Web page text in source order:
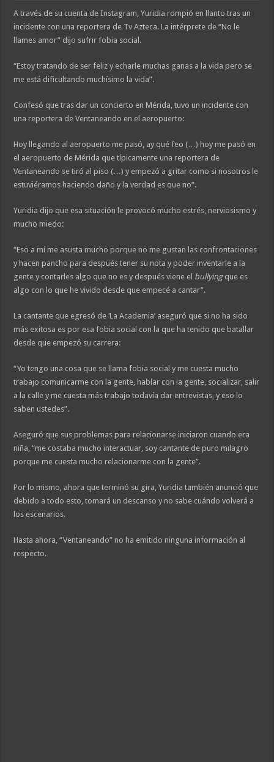
A través de su cuenta de Instagram, Yuridia rompió en llanto tras un
incidente con una reportera de Tv Azteca. La intérprete de “No le
llames amor” dijo sufrir fobia social.
“Estoy tratando de ser feliz y echarle muchas ganas a la vida pero se
me está dificultando muchísimo la vida”.
Confesó que tras dar un concierto en Mérida, tuvo un incidente con
una reportera de Ventaneando en el aeropuerto:
Hoy llegando al aeropuerto me pasó, ay qué feo (…) hoy me pasó en
el aeropuerto de Mérida que típicamente una reportera de
Ventaneando se tiró al piso (…) y empezó a gritar como si nosotros le
estuviéramos haciendo daño y la verdad es que no”.
Yuridia dijo que esa situación le provocó mucho estrés, nerviosismo y
mucho miedo:
“Eso a mí me asusta mucho porque no me gustan las confrontaciones
y hacen pancho para después tener su nota y poder inventarle a la
gente y contarles algo que no es y después viene el bullyingque es
algo con lo que he vivido desde que empecé a cantar”.
La cantante que egresó de ‘La Academia’ aseguró que si no ha sido
más exitosa es por esa fobia social con la que ha tenido que batallar
desde que empezó su carrera:
“Yo tengo una cosa que se llama fobia social y me cuesta mucho
trabajo comunicarme con la gente, hablar con la gente, socializar, salir
a la calle y me cuesta más trabajo todavía dar entrevistas, y eso lo
saben ustedes”.
Aseguró que sus problemas para relacionarse iniciaron cuando era
niña, “me costaba mucho interactuar, soy cantante de puro milagro
porque me cuesta mucho relacionarme con la gente”.
Por lo mismo, ahora que terminó su gira, Yuridia también anunció que
debido a todo esto, tomará un descanso y no sabe cuándo volverá a
los escenarios.
Hasta ahora, “Ventaneando” no ha emitido ninguna información al
respecto.